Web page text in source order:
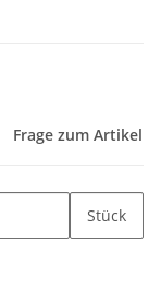
Frage zum Artikel
Stück